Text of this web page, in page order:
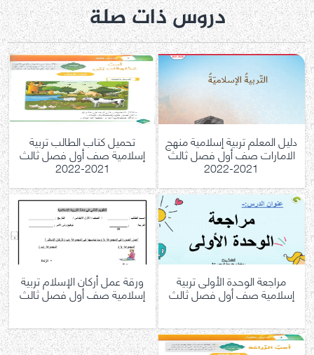
دروس ذات صلة
دليل المعلم تربية إسلامية منهج
الامارات صف أول فصل ثالث
2021-2022
تحميل كتاب الطالب تربية
إسلامية صف أول فصل ثالث
2021-2022
مراجعة الوحدة الأولى تربية
إسلامية صف أول فصل ثالث
ورقة عمل أركان الإسلام تربية
إسلامية صف أول فصل ثالث